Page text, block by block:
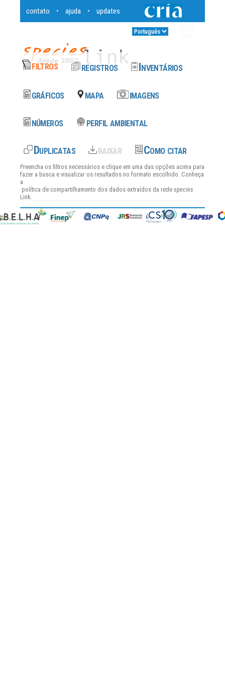
contato • ajuda • updates
Preencha os filtros necessários e clique em uma das opções acima para
fazer a busca e visualizar os resultados no formato escolhido. Conheça
a
política de compartilhamento dos dados extraídos da rede species
Link.